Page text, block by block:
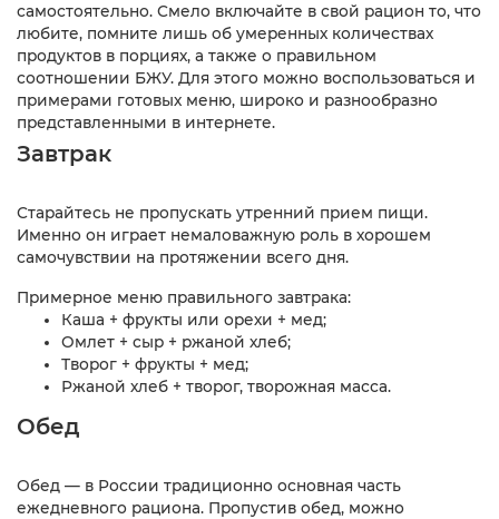
самостоятельно. Смело включайте в свой рацион то, что
любите, помните лишь об умеренных количествах
продуктов в порциях, а также о правильном
соотношении БЖУ. Для этого можно воспользоваться и
примерами готовых меню, широко и разнообразно
представленными в интернете.
Завтрак
Старайтесь не пропускать утренний прием пищи.
Именно он играет немаловажную роль в хорошем
самочувствии на протяжении всего дня.
Примерное меню правильного завтрака:
Каша + фрукты или орехи + мед;
Омлет + сыр + ржаной хлеб;
Творог + фрукты + мед;
Ржаной хлеб + творог, творожная масса.
Обед
Обед — в России традиционно основная часть
ежедневного рациона. Пропустив обед, можно